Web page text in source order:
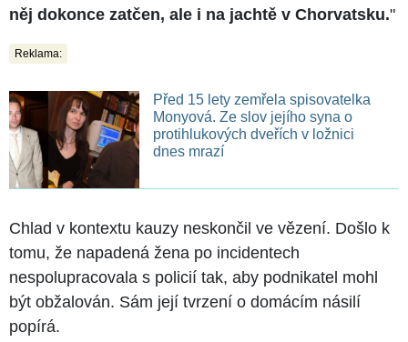
něj dokonce zatčen, ale i na jachtě v Chorvatsku."
Reklama:
Před 15 lety zemřela spisovatelka
Monyová. Ze slov jejího syna o
protihlukových dveřích v ložnici
dnes mrazí
Chlad v kontextu kauzy neskončil ve vězení. Došlo k
tomu, že napadená žena po incidentech
nespolupracovala s policií tak, aby podnikatel mohl
být obžalován. Sám její tvrzení o domácím násilí
popírá.